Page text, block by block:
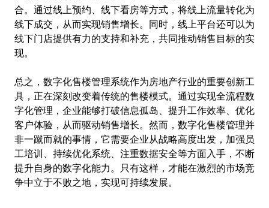
合。通过线上预约、线下看房等方式，将线上流量转化为
线下成交，从而实现销售增长。同时，线上平台还可以为
线下门店提供有力的支持和补充，共同推动销售目标的实
现。
总之，数字化售楼管理系统作为房地产行业的重要创新工
具，正在深刻改变着传统的售楼模式。通过实现全流程数
字化管理，企业能够打破信息孤岛、提升工作效率、优化
客户体验，从而驱动销售增长。然而，数字化售楼管理并
非一蹴而就的事情，它需要企业从战略高度出发，加强员
工培训、持续优化系统、注重数据安全等方面入手，不断
提升自身的数字化能力。只有这样，才能在激烈的市场竞
争中立于不败之地，实现可持续发展。